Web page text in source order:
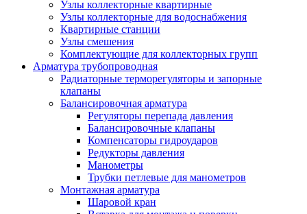
Узлы коллекторные квартирные
Узлы коллекторные для водоснабжения
Квартирные станции
Узлы смешения
Комплектующие для коллекторных групп
Арматура трубопроводная
Радиаторные терморегуляторы и запорные
клапаны
Балансировочная арматура
Регуляторы перепада давления
Балансировочные клапаны
Компенсаторы гидроударов
Редукторы давления
Манометры
Трубки петлевые для манометров
Монтажная арматура
Шаровой кран